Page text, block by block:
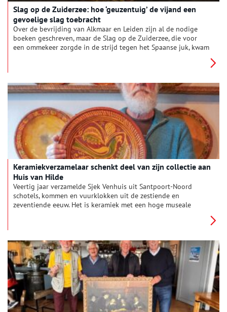
Slag op de Zuiderzee: hoe ‘geuzentuig’ de vijand een
gevoelige slag toebracht
Over de bevrijding van Alkmaar en Leiden zijn al de nodige
boeken geschreven, maar de Slag op de Zuiderzee, die voor
een ommekeer zorgde in de strijd tegen het Spaanse juk, kwam
Keramiekverzamelaar schenkt deel van zijn collectie aan
Huis van Hilde
Veertig jaar verzamelde Sjek Venhuis uit Santpoort-Noord
schotels, kommen en vuurklokken uit de zestiende en
zeventiende eeuw. Het is keramiek met een hoge museale